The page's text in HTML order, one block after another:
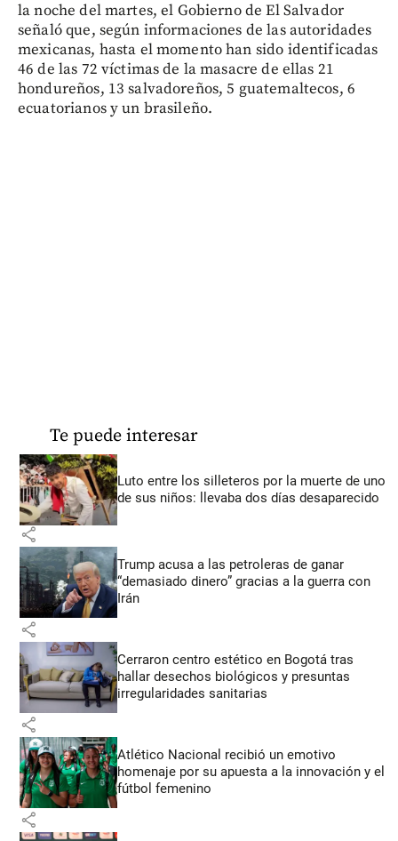
la noche del martes, el Gobierno de El Salvador
señaló que, según informaciones de las autoridades
mexicanas, hasta el momento han sido identificadas
46 de las 72 víctimas de la masacre de ellas 21
hondureños, 13 salvadoreños, 5 guatemaltecos, 6
ecuatorianos y un brasileño.
Te puede interesar
Luto entre los silleteros por la muerte de uno
de sus niños: llevaba dos días desaparecido
share
Trump acusa a las petroleras de ganar
“demasiado dinero” gracias a la guerra con
Irán
share
Cerraron centro estético en Bogotá tras
hallar desechos biológicos y presuntas
irregularidades sanitarias
share
Atlético Nacional recibió un emotivo
homenaje por su apuesta a la innovación y el
fútbol femenino
share